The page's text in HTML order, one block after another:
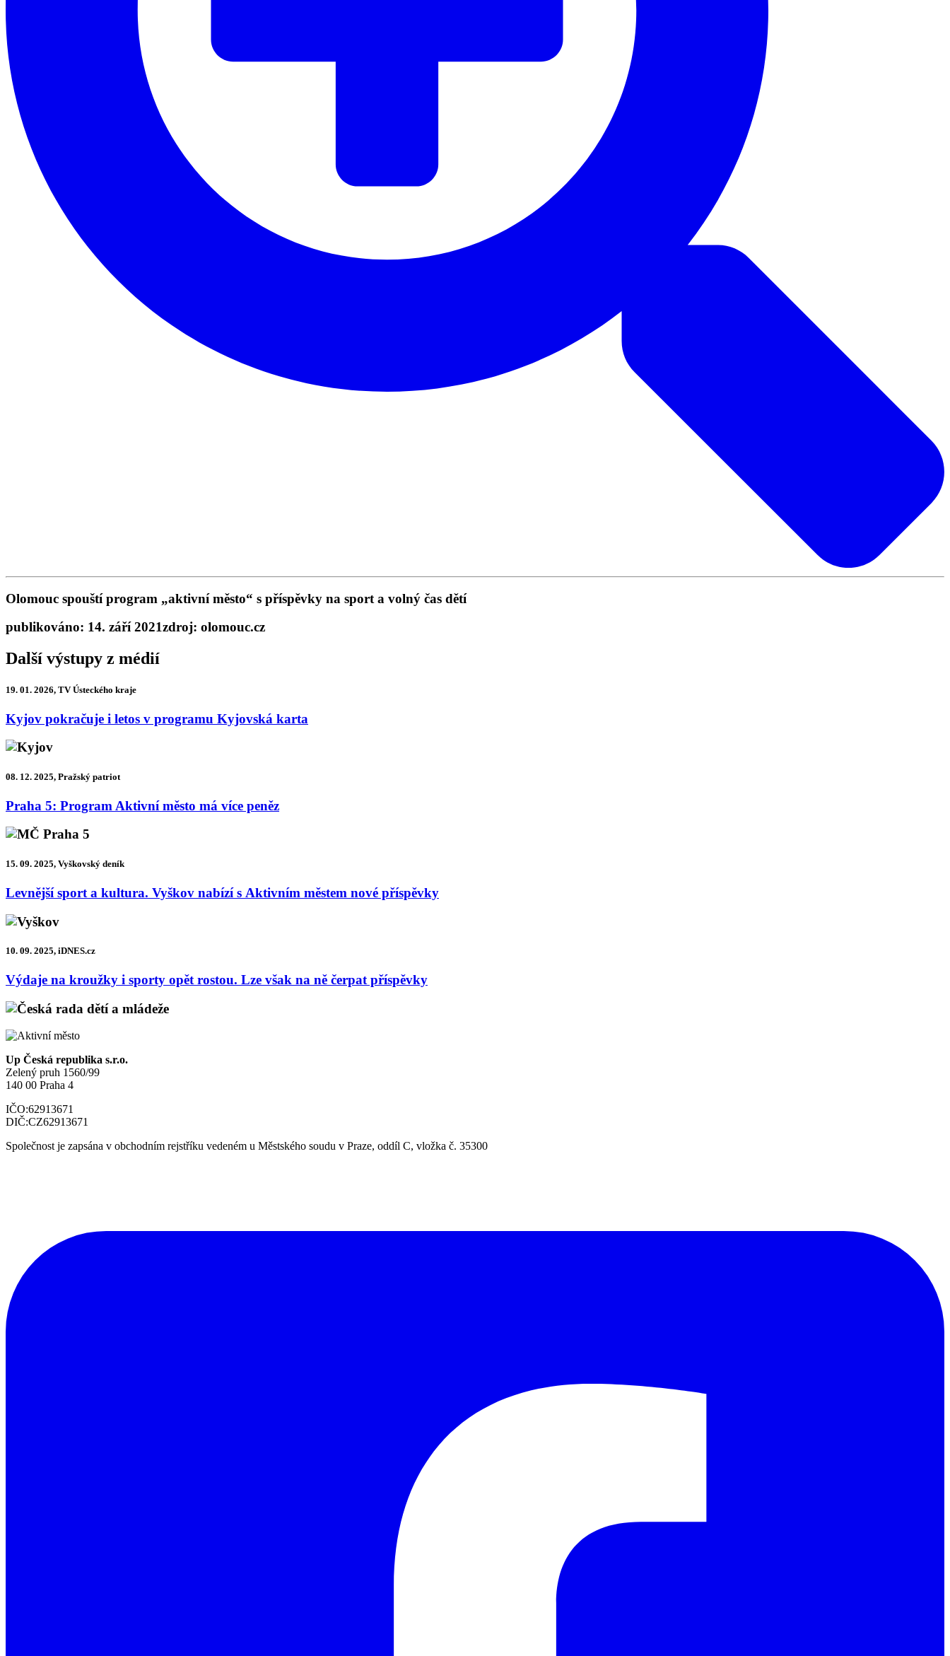
Olomouc spouští program „aktivní město“ s příspěvky na sport a volný čas dětí
publikováno: 14. září 2021zdroj: olomouc.cz
Další výstupy z médií
19. 01. 2026, TV Ústeckého kraje
Kyjov pokračuje i letos v programu Kyjovská karta
08. 12. 2025, Pražský patriot
Praha 5: Program Aktivní město má více peněz
15. 09. 2025, Vyškovský deník
Levnější sport a kultura. Vyškov nabízí s Aktivním městem nové příspěvky
10. 09. 2025, iDNES.cz
Výdaje na kroužky i sporty opět rostou. Lze však na ně čerpat příspěvky
Up Česká republika s.r.o.
Zelený pruh 1560/99
140 00 Praha 4
IČO:62913671
DIČ:CZ62913671
Společnost je zapsána v obchodním rejstříku vedeném u Městského soudu v Praze, oddíl C, vložka č. 35300